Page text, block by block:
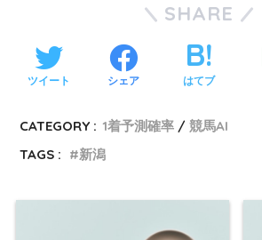
SHARE
ツイート シェア はてブ
CATEGORY : 1着予測確率
競馬AI
TAGS :
新潟